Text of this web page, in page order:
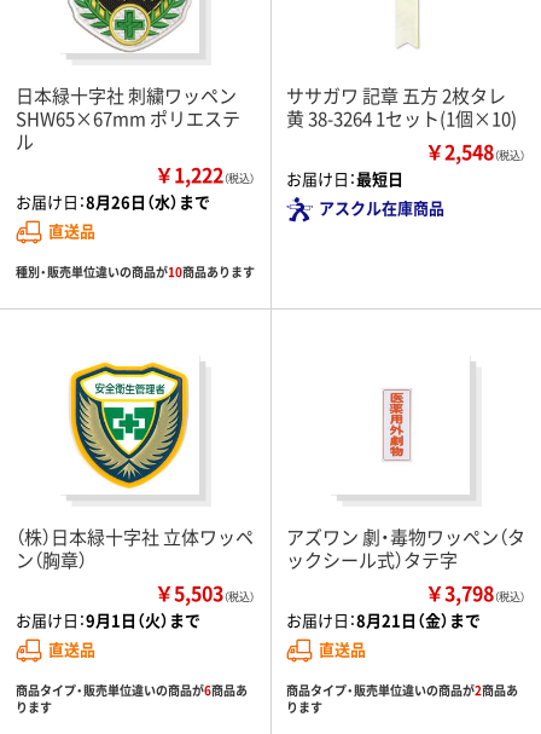
日本緑十字社 刺繍ワッペン
SHW65×67mm ポリエステ
ル
￥1,222（税込）
お届け日：8月26日（水）まで
直送品
種別・販売単位違いの商品が10商品あります
ササガワ 記章 五方 2枚タレ
黄 38-3264 1セット(1個×10)
￥2,548（税込）
お届け日：最短日
アスクル在庫商品
（株）日本緑十字社 立体ワッペ
ン（胸章）
￥5,503（税込）
お届け日：9月1日（火）まで
直送品
商品タイプ・販売単位違いの商品が6商品あ
ります
アズワン 劇・毒物ワッペン（タ
ックシール式）タテ字
￥3,798（税込）
お届け日：8月21日（金）まで
直送品
商品タイプ・販売単位違いの商品が2商品あ
ります